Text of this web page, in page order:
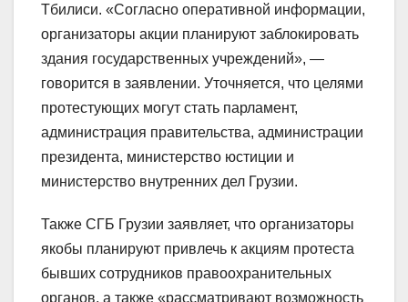
Тбилиси. «Согласно оперативной информации,
организаторы акции планируют заблокировать
здания государственных учреждений», —
говорится в заявлении. Уточняется, что целями
протестующих могут стать парламент,
администрация правительства, администрации
президента, министерство юстиции и
министерство внутренних дел Грузии.
Также СГБ Грузии заявляет, что организаторы
якобы планируют привлечь к акциям протеста
бывших сотрудников правоохранительных
органов, а также «рассматривают возможность